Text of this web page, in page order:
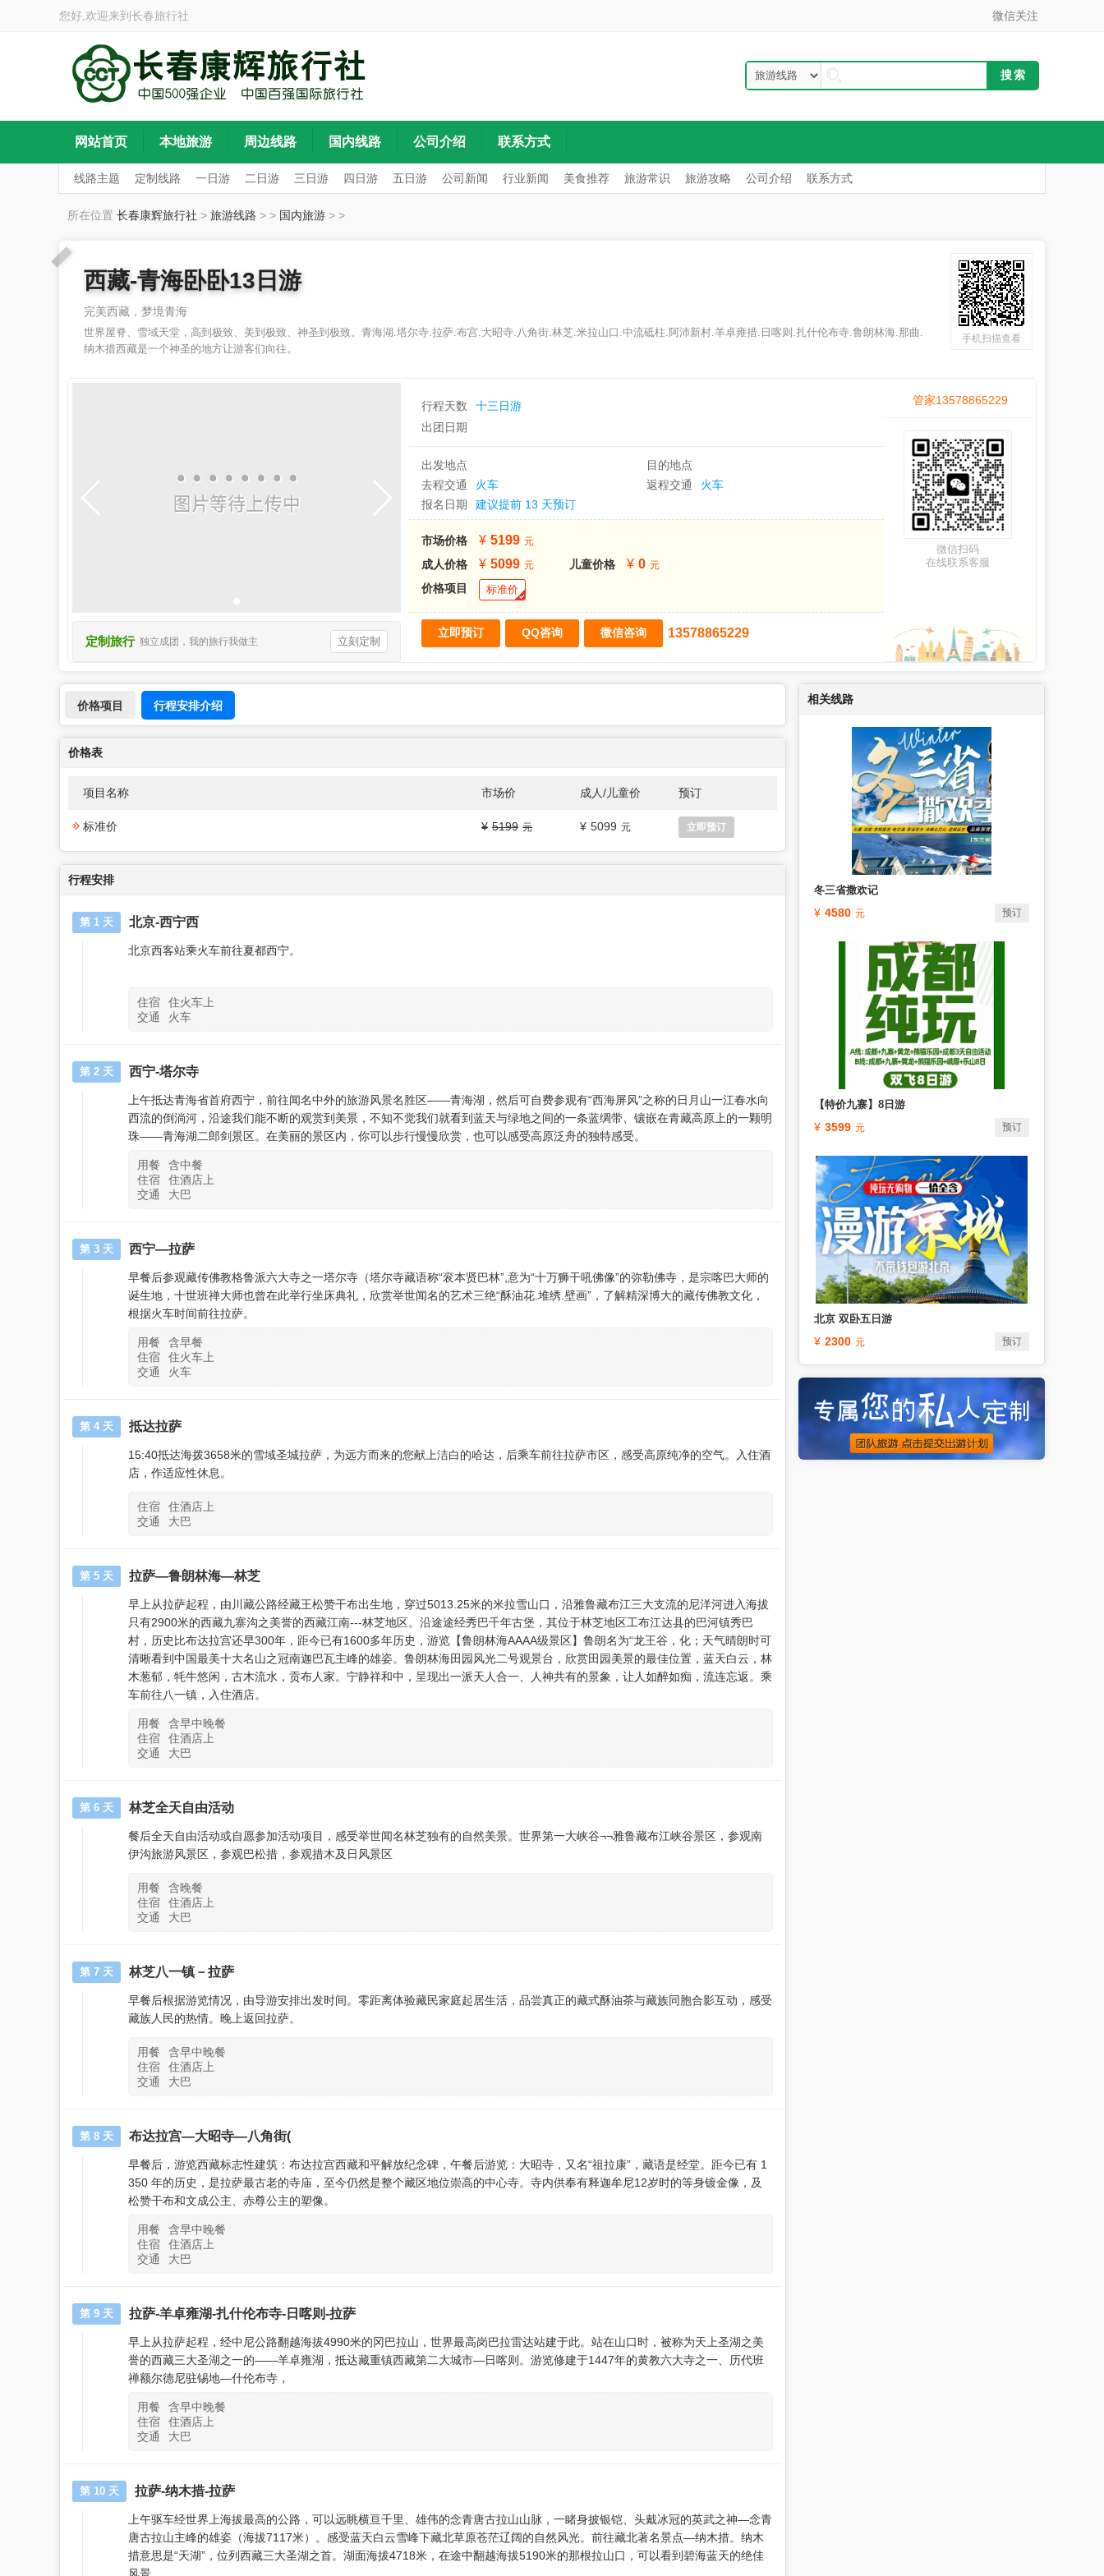
微信关注
您好,欢迎来到 长春旅行社
网站首页 本地旅游 周边线路 国内线路 公司介绍 联系方式
线路主题 定制线路 一日游 二日游 三日游 四日游 五日游 公司新闻 行业新闻 美食推荐 旅游常识 旅游攻略 公司介绍 联系方式
所在位置 长春康辉旅行社 > 旅游线路 > > 国内旅游 > >
西藏-青海卧卧13日游
完美西藏，梦境青海
世界屋脊、雪域天堂，高到极致、美到极致、神圣到极致。青海湖.塔尔寺.拉萨.布宫.大昭寺.八角街.林芝.米拉山口.中流砥柱.阿沛新村.羊卓雍措.日喀则.扎什伦布寺.鲁朗林海.那曲.
纳木措西藏是一个神圣的地方让游客们向往。
手机扫描查看
定制旅行 独立成团，我的旅行我做主 立刻定制
行程天数
十三日游
出团日期
出发地点
目的地点
去程交通
火车 返程交通
火车
报名日期
建议提前 13 天预订
市场价格 5199
成人价格 5099 儿童价格 0
价格项目 标准价
13578865229
管家13578865229
微信扫码
在线联系客服
价格项目 行程安排介绍
价格表
项目名称 市场价 成人/儿童价 预订
标准价 5199 5099 立即预订
行程安排
第 1 天 北京-西宁西
北京西客站乘火车前往夏都西宁。
住宿
住火车上
交通
火车
第 2 天 西宁-塔尔寺
上午抵达青海省首府西宁，前往闻名中外的旅游风景名胜区——青海湖，然后可自费参观有“西海屏风”之称的日月山一江春水向
西流的倒淌河，沿途我们能不断的观赏到美景，不知不觉我们就看到蓝天与绿地之间的一条蓝绸带、镶嵌在青藏高原上的一颗明
珠——青海湖二郎剑景区。在美丽的景区内，你可以步行慢慢欣赏，也可以感受高原泛舟的独特感受。
用餐
含中餐
住宿
住酒店上
交通
大巴
第 3 天 西宁—拉萨
早餐后参观藏传佛教格鲁派六大寺之一塔尔寺（塔尔寺藏语称“衮本贤巴林”,意为“十万狮干吼佛像”的弥勒佛寺，是宗喀巴大师的
诞生地，十世班禅大师也曾在此举行坐床典礼，欣赏举世闻名的艺术三绝“酥油花.堆绣.壁画”，了解精深博大的藏传佛教文化，
根据火车时间前往拉萨。
用餐
含早餐
住宿
住火车上
交通
火车
第 4 天 抵达拉萨
15:40抵达海拨3658米的雪域圣城拉萨，为远方而来的您献上洁白的哈达，后乘车前往拉萨市区，感受高原纯净的空气。入住酒
店，作适应性休息。
住宿
住酒店上
交通
大巴
第 5 天 拉萨—鲁朗林海—林芝
早上从拉萨起程，由川藏公路经藏王松赞干布出生地，穿过5013.25米的米拉雪山口，沿雅鲁藏布江三大支流的尼洋河进入海拔
只有2900米的西藏九寨沟之美誉的西藏江南---林芝地区。沿途途经秀巴千年古堡，其位于林芝地区工布江达县的巴河镇秀巴
村，历史比布达拉宫还早300年，距今已有1600多年历史，游览【鲁朗林海AAAA级景区】鲁朗名为“龙王谷，化；天气晴朗时可
清晰看到中国最美十大名山之冠南迦巴瓦主峰的雄姿。鲁朗林海田园风光二号观景台，欣赏田园美景的最佳位置，蓝天白云，林
木葱郁，牦牛悠闲，古木流水，贡布人家。宁静祥和中，呈现出一派天人合一、人神共有的景象，让人如醉如痴，流连忘返。乘
车前往八一镇，入住酒店。
用餐
含早中晚餐
住宿
住酒店上
交通
大巴
第 6 天 林芝全天自由活动
餐后全天自由活动或自愿参加活动项目，感受举世闻名林芝独有的自然美景。世界第一大峡谷¬¬雅鲁藏布江峡谷景区，参观南
伊沟旅游风景区，参观巴松措，参观措木及日风景区
用餐
含晚餐
住宿
住酒店上
交通
大巴
第 7 天 林芝八一镇－拉萨
早餐后根据游览情况，由导游安排出发时间。零距离体验藏民家庭起居生活，品尝真正的藏式酥油茶与藏族同胞合影互动，感受
藏族人民的热情。晚上返回拉萨。
用餐
含早中晚餐
住宿
住酒店上
交通
大巴
第 8 天 布达拉宫—大昭寺—八角街(
早餐后，游览西藏标志性建筑：布达拉宫西藏和平解放纪念碑，午餐后游览：大昭寺，又名“祖拉康”，藏语是经堂。距今已有 1
350 年的历史，是拉萨最古老的寺庙，至今仍然是整个藏区地位崇高的中心寺。寺内供奉有释迦牟尼12岁时的等身镀金像，及
松赞干布和文成公主、赤尊公主的塑像。
用餐
含早中晚餐
住宿
住酒店上
交通
大巴
第 9 天 拉萨-羊卓雍湖-扎什伦布寺-日喀则-拉萨
早上从拉萨起程，经中尼公路翻越海拔4990米的冈巴拉山，世界最高岗巴拉雷达站建于此。站在山口时，被称为天上圣湖之美
誉的西藏三大圣湖之一的——羊卓雍湖，抵达藏重镇西藏第二大城市—日喀则。游览修建于1447年的黄教六大寺之一、历代班
禅额尔德尼驻锡地—什伦布寺，
用餐
含早中晚餐
住宿
住酒店上
交通
大巴
第 10 天 拉萨-纳木措-拉萨
上午驱车经世界上海拔最高的公路，可以远眺横亘千里、雄伟的念青唐古拉山山脉，一睹身披银铠、头戴冰冠的英武之神—念青
唐古拉山主峰的雄姿（海拔7117米）。感受蓝天白云雪峰下藏北草原苍茫辽阔的自然风光。前往藏北著名景点—纳木措。纳木
措意思是“天湖”，位列西藏三大圣湖之首。湖面海拔4718米，在途中翻越海拔5190米的那根拉山口，可以看到碧海蓝天的绝佳
相关线路
冬三省撒欢记
4580 预订
【特价九寨】8日游
3599 预订
北京 双卧五日游
2300 预订